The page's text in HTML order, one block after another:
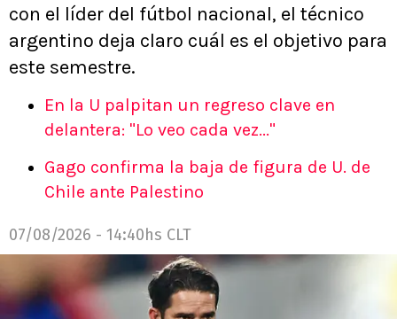
con el líder del fútbol nacional, el técnico
argentino deja claro cuál es el objetivo para
este semestre.
En la U palpitan un regreso clave en
delantera: "Lo veo cada vez..."
Gago confirma la baja de figura de U. de
Chile ante Palestino
07/08/2026 - 14:40hs CLT